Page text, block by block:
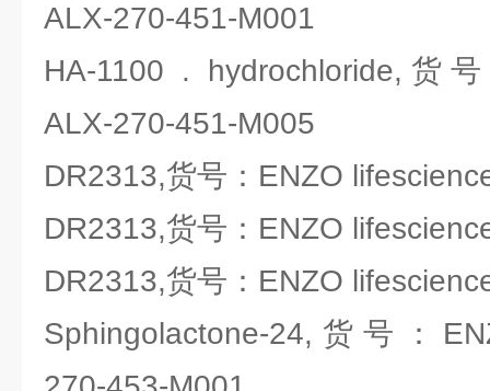
ALX-270-451-M001
HA-1100 . hydrochloride,货
ALX-270-451-M005
DR2313,货号：ENZO
DR2313,货号：ENZO
DR2313,货号：ENZO
Sphingolactone-24,货号：